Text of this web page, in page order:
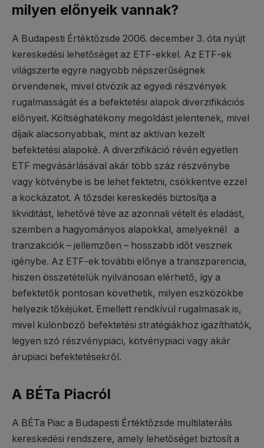
milyen előnyeik vannak?
A Budapesti Értéktőzsde 2006. december 3. óta nyújt
kereskedési lehetőséget az ETF-ekkel. Az ETF-ek
világszerte egyre nagyobb népszerűségnek
örvendenek, mivel ötvözik az egyedi részvények
rugalmasságát és a befektetési alapok diverzifikációs
előnyeit. Költséghatékony megoldást jelentenek, mivel
díjaik alacsonyabbak, mint az aktívan kezelt
befektetési alapoké. A diverzifikáció révén egyetlen
ETF megvásárlásával akár több száz részvénybe
vagy kötvénybe is be lehet fektetni, csökkentve ezzel
a kockázatot. A tőzsdei kereskedés biztosítja a
likviditást, lehetővé téve az azonnali vételt és eladást,
szemben a hagyományos alapokkal, amelyeknél a
tranzakciók – jellemzően – hosszabb időt vesznek
igénybe. Az ETF-ek további előnye a transzparencia,
hiszen összetételük nyilvánosan elérhető, így a
befektetők pontosan követhetik, milyen eszközökbe
helyezik tőkéjüket. Emellett rendkívül rugalmasak is,
mivel különböző befektetési stratégiákhoz igazíthatók,
legyen szó részvénypiaci, kötvénypiaci vagy akár
árupiaci befektetésekről.
A BÉTa Piacról
A BÉTa Piac a Budapesti Értéktőzsde multilaterális
kereskedési rendszere, amely lehetőséget biztosít a